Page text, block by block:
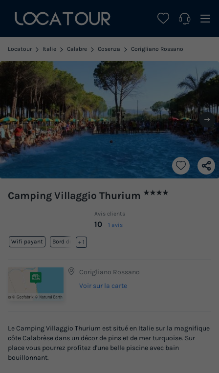
Locatour Italie Calabre Cosenza Corigliano Rossano
Camping Villaggio Thurium ★★★★
Avis clients
10 1 avis
Wifi payant Bord de mer
+ 1
Corigliano Rossano
Voir sur la carte
Le Camping Villaggio Thurium est situé en Italie sur la magnifique
côte Calabrèse dans un décor de pins et de mer turquoise. Sur
place vous pourrez profitez d'une belle piscine avec bain
bouillonnant.